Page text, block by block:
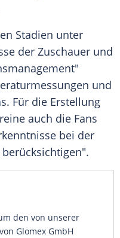
Stadien unter
der Zuschauer und
und
Für die Erstellung
auch die Fans
bei der
den von unserer
Glomex GmbH